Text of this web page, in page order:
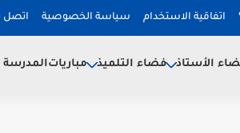
اتفاقية الاستخدام سياسة الخصوصية اتصل
الأستاذ فضاء التلميذ مبارياتالمدرسة